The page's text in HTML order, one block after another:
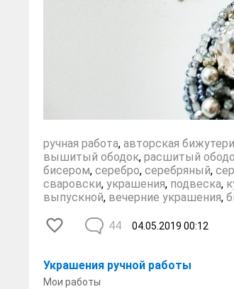
ручная работа, авторская
вышитый ободок, расшитый
бисером, серебро, серебряный,
сваровски, украшения, подвеска,
выпускной, вечерние украшения,
04.05.2019 00:12
44
Украшения ручной работы
Мои работы